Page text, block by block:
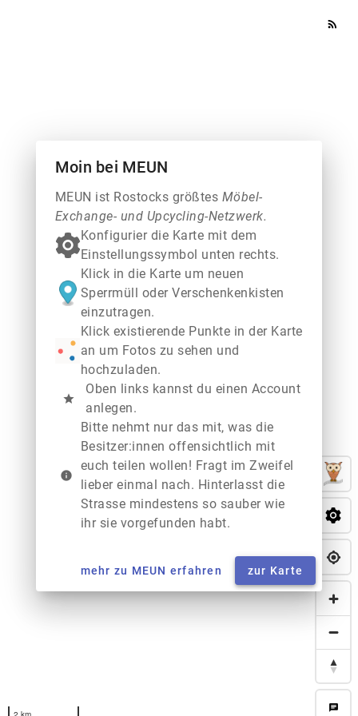
rss_feed
chat
Moin bei MEUN
MEUN ist Rostocks größtes Möbel-
Exchange- und Upcycling-Netzwerk.
Konfigurier die Karte mit dem
Einstellungssymbol unten rechts.
Klick in die Karte um neuen
Sperrmüll oder Verschenkenkisten
einzutragen.
Klick existierende Punkte in der Karte
an um Fotos zu sehen und
hochzuladen.
star
Oben links kannst du einen Account
anlegen.
info
Bitte nehmt nur das mit, was die
Besitzer:innen offensichtlich mit
euch teilen wollen! Fragt im Zweifel
lieber einmal nach. Hinterlasst die
Strasse mindestens so sauber wie
ihr sie vorgefunden habt.
mehr zu MEUN erfahren zur Karte